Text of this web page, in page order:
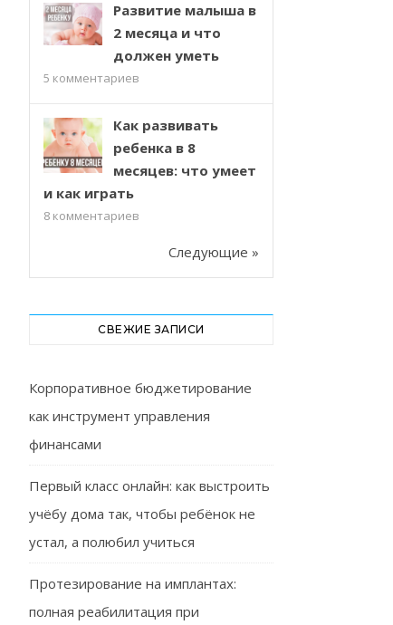
Развитие малыша в
2 месяца и что
должен уметь
5 комментариев
Как развивать
ребенка в 8
месяцев: что умеет
и как играть
8 комментариев
Следующие »
СВЕЖИЕ ЗАПИСИ
Корпоративное бюджетирование
как инструмент управления
финансами
Первый класс онлайн: как выстроить
учёбу дома так, чтобы ребёнок не
устал, а полюбил учиться
Протезирование на имплантах:
полная реабилитация при